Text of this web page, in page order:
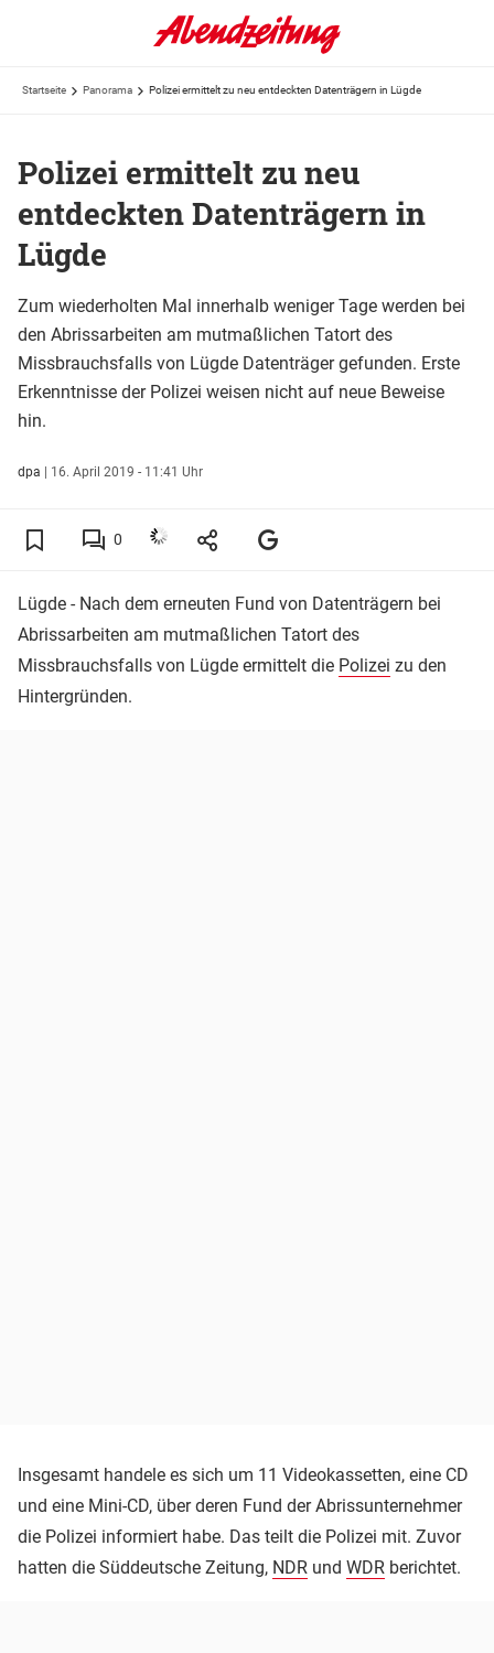
Startseite Panorama Polizei ermittelt zu neu entdeckten Datenträgern in Lügde
Polizei ermittelt zu neu
entdeckten Datenträgern in
Lügde
Zum wiederholten Mal innerhalb weniger Tage werden bei
den Abrissarbeiten am mutmaßlichen Tatort des
Missbrauchsfalls von Lügde Datenträger gefunden. Erste
Erkenntnisse der Polizei weisen nicht auf neue Beweise
hin.
dpa | 16. April 2019 - 11:41 Uhr
0
Lügde - Nach dem erneuten Fund von Datenträgern bei
Abrissarbeiten am mutmaßlichen Tatort des
Missbrauchsfalls von Lügde ermittelt die Polizei zu den
Hintergründen.
Insgesamt handele es sich um 11 Videokassetten, eine CD
und eine Mini-CD, über deren Fund der Abrissunternehmer
die Polizei informiert habe. Das teilt die Polizei mit. Zuvor
hatten die Süddeutsche Zeitung, NDR und WDR berichtet.